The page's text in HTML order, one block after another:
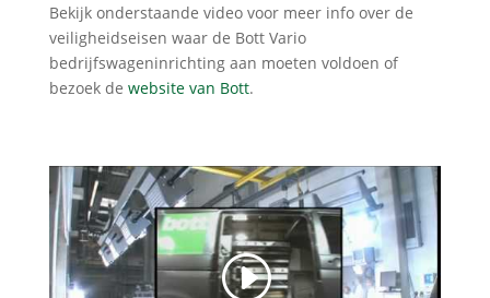
Bekijk onderstaande video voor meer info over de
veiligheidseisen waar de Bott Vario
bedrijfswageninrichting aan moeten voldoen of
bezoek de website van Bott.